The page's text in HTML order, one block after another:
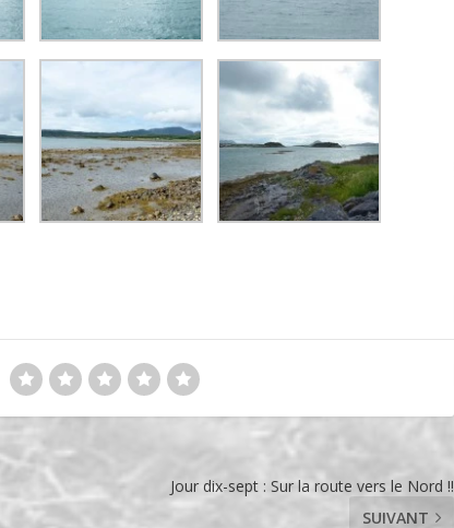
Jour dix-sept : Sur la route vers le Nord !!
SUIVANT